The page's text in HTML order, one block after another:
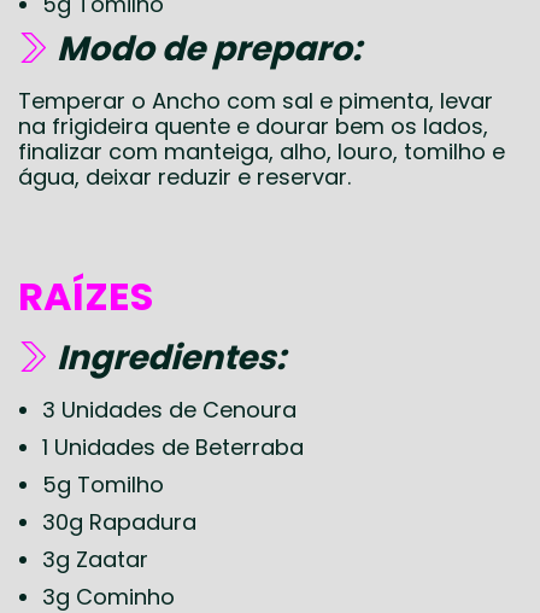
Modo de preparo:
Temperar o Ancho com sal e pimenta, levar
na frigideira quente e dourar bem os lados,
finalizar com manteiga, alho, louro, tomilho e
água, deixar reduzir e reservar.
RAÍZES
Ingredientes:
3 Unidades de Cenoura
1 Unidades de Beterraba
5g Tomilho
30g Rapadura
3g Zaatar
3g Cominho